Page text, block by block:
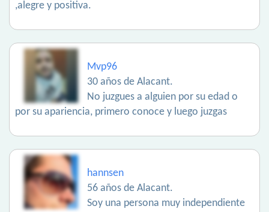
,alegre y positiva.
Mvp96
30 años de Alacant.
No juzgues a alguien por su edad o
por su apariencia, primero conoce y luego juzgas
hannsen
56 años de Alacant.
Soy una persona muy independiente